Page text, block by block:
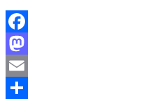
Facebook
Mastodon
Email